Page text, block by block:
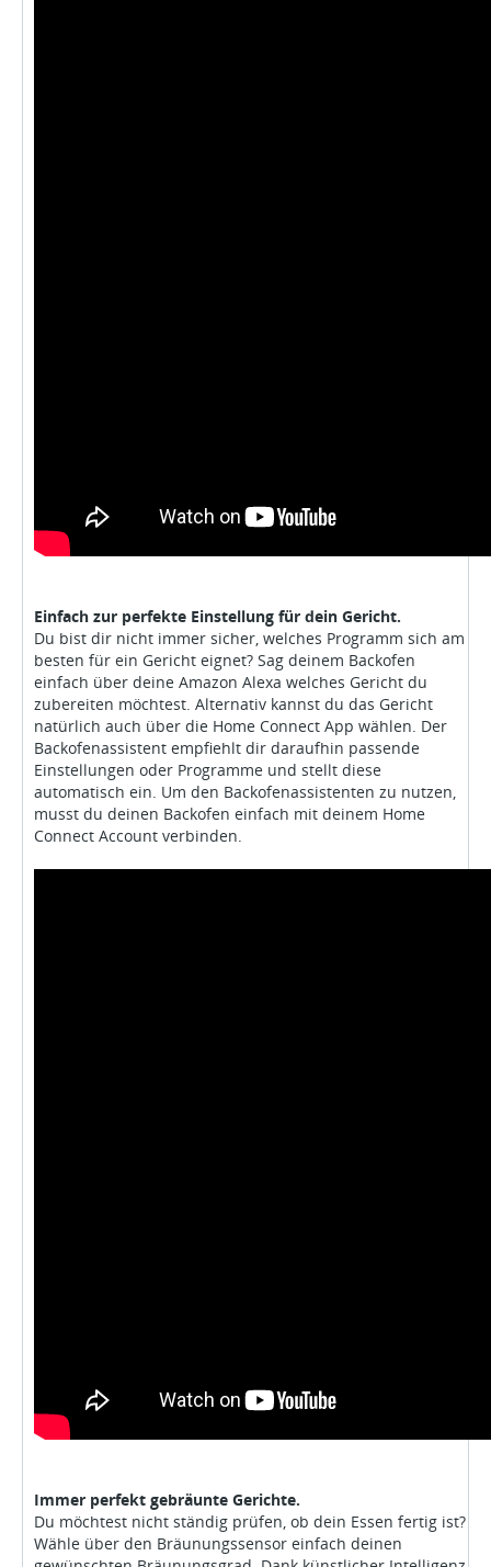
Einfach zur perfekte Einstellung für dein Gericht.
Du bist dir nicht immer sicher, welches Programm sich am
besten für ein Gericht eignet? Sag deinem Backofen
einfach über deine Amazon Alexa welches Gericht du
zubereiten möchtest. Alternativ kannst du das Gericht
natürlich auch über die Home Connect App wählen. Der
Backofenassistent empfiehlt dir daraufhin passende
Einstellungen oder Programme und stellt diese
automatisch ein. Um den Backofenassistenten zu nutzen,
musst du deinen Backofen einfach mit deinem Home
Connect Account verbinden.
Immer perfekt gebräunte Gerichte.
Du möchtest nicht ständig prüfen, ob dein Essen fertig ist?
Wähle über den Bräunungssensor einfach deinen